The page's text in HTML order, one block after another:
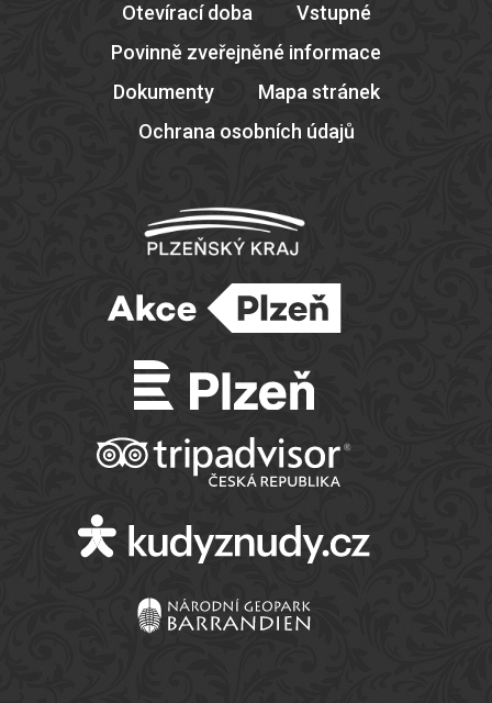
Otevírací doba
Vstupné
Povinně zveřejněné informace
Dokumenty
Mapa stránek
Ochrana osobních údajů